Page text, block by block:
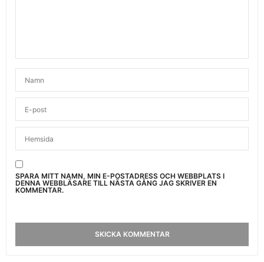
SPARA MITT NAMN, MIN E-POSTADRESS OCH WEBBPLATS I
DENNA WEBBLÄSARE TILL NÄSTA GÅNG JAG SKRIVER EN
KOMMENTAR.